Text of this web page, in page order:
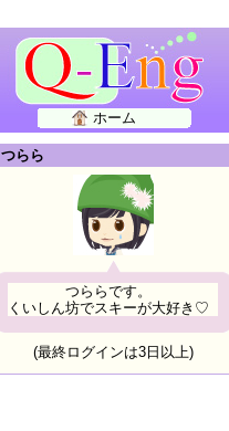
ホーム
つらら
つららです。
くいしん坊でスキーが大好き♡
(最終ログインは3日以上)